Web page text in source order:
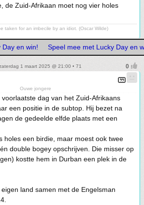
de Zuid-Afrikaan moet nog vier holes
taken for an imbecile by an idiot. (Oscar Wilde)
en win! Speel mee met Lucky Day en
1 maart 2025 @ 21:00 • 71
Ouwe jongere
dag van het Zuid-Afrikaans
een positie in de subtop. Hij bezet na
de gedeelde elfde plaats met een
holes een birdie, maar moest ook twee
double bogey opschrijven. Die misser op
kostte hem in Durban een plek in de
land samen met de Engelsman